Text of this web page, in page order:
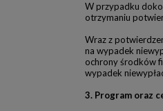
W przypadku
otrzymaniu
Wraz z
na wypadek
ochrony środków
wypadek
3. Program oraz